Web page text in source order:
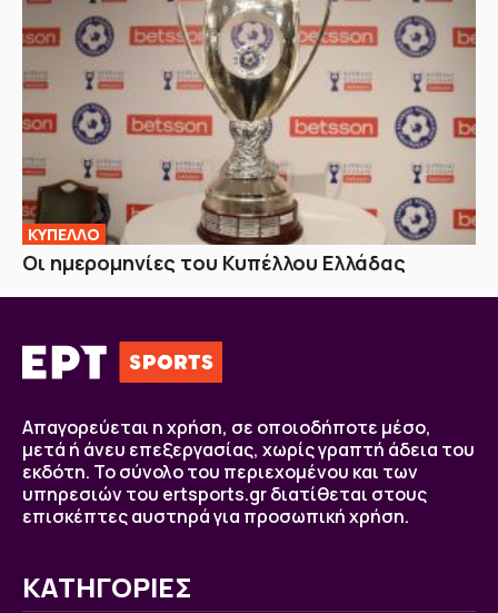
ΚΥΠΕΛΛΟ
Οι ημερομηνίες του Κυπέλλου Ελλάδας
Απαγορεύεται η χρήση, σε οποιοδήποτε μέσο,
μετά ή άνευ επεξεργασίας, χωρίς γραπτή άδεια του
εκδότη. Το σύνολο του περιεχομένου και των
υπηρεσιών του ertsports.gr διατίθεται στους
επισκέπτες αυστηρά για προσωπική χρήση.
ΚΑΤΗΓΟΡΙΕΣ